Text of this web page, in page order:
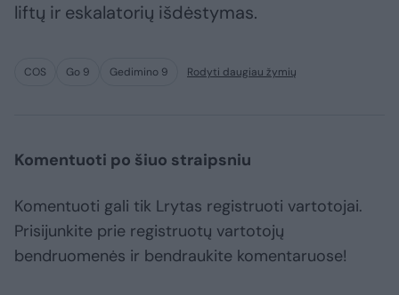
liftų ir eskalatorių išdėstymas.
COS Go 9 Gedimino 9 Rodyti daugiau žymių
Komentuoti po šiuo straipsniu
Komentuoti gali tik Lrytas registruoti vartotojai.
Prisijunkite prie registruotų vartotojų
bendruomenės ir bendraukite komentaruose!